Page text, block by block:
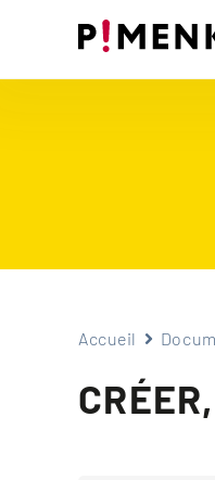
Accueil